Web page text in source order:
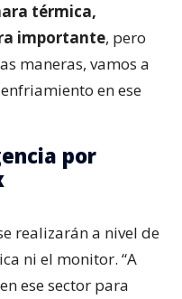
térmica,
importante, pero
maneras, vamos a
en ese
por
realizarán a nivel de
ni el monitor. “A
ese sector para